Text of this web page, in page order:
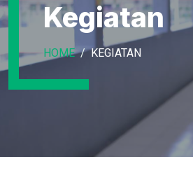
Kegiatan
HOME KEGIATAN